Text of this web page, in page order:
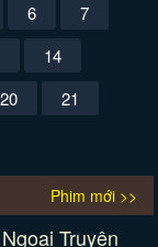
6
7
14
20
21
Phim mới >>
Truyện